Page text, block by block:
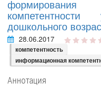
дошкольного
28.06.2017
компетентность
информационная
Аннотация